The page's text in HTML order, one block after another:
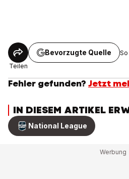
Teilen
Bevorzugte Quelle So
Fehler gefunden? Jetzt
IN DIESEM ARTIKEL
National League